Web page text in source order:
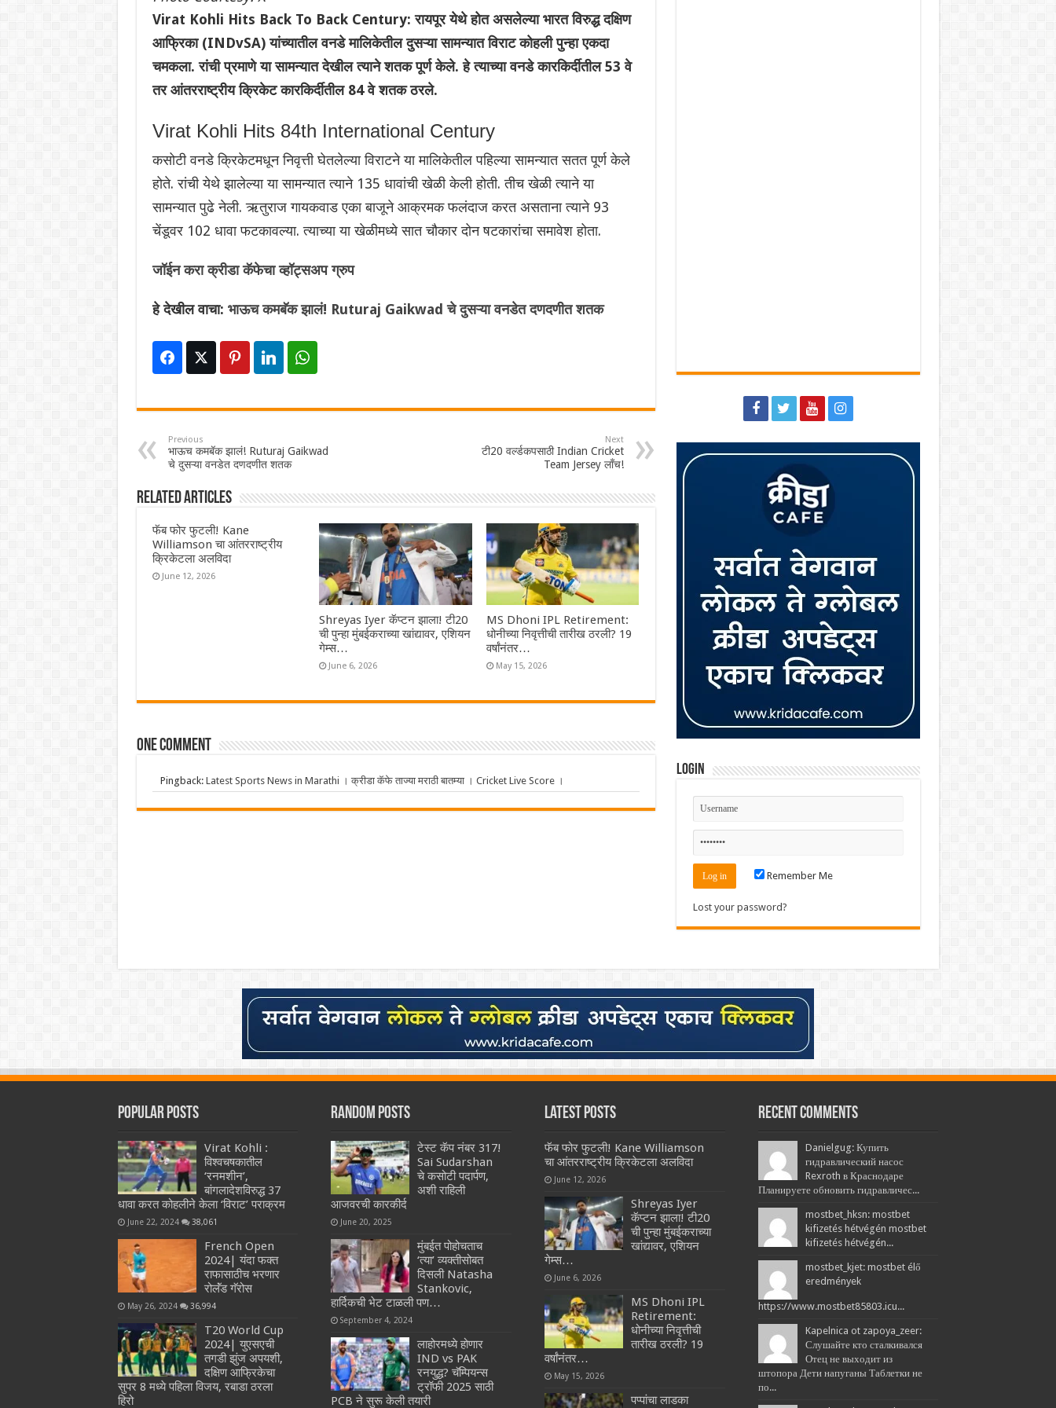
Virat Kohli Hits Back To Back Century: रायपूर येथे होत असलेल्या भारत विरुद्ध दक्षिण
आफ्रिका (INDvSA) यांच्यातील वनडे मालिकेतील दुसऱ्या सामन्यात विराट कोहली पुन्हा एकदा
चमकला. रांची प्रमाणे या सामन्यात देखील त्याने शतक पूर्ण केले. हे त्याच्या वनडे कारकिर्दीतील 53 वे
तर आंतरराष्ट्रीय क्रिकेट कारकिर्दीतील 84 वे शतक ठरले.
Virat Kohli Hits 84th International Century
कसोटी वनडे क्रिकेटमधून निवृत्ती घेतलेल्या विराटने या मालिकेतील पहिल्या सामन्यात सतत पूर्ण केले
होते. रांची येथे झालेल्या या सामन्यात त्याने 135 धावांची खेळी केली होती. तीच खेळी त्याने या
सामन्यात पुढे नेली. ऋतुराज गायकवाड एका बाजूने आक्रमक फलंदाज करत असताना त्याने 93
चेंडूवर 102 धावा फटकावल्या. त्याच्या या खेळीमध्ये सात चौकार दोन षटकारांचा समावेश होता.
जॉईन करा क्रीडा कॅफेचा व्हॉट्सअप ग्रुप
हे देखील वाचा: भाऊच कमबॅक झालं! Ruturaj Gaikwad चे दुसऱ्या वनडेत दणदणीत शतक
Previous
भाऊच कमबॅक झालं! Ruturaj Gaikwad
चे दुसऱ्या वनडेत दणदणीत शतक
Next
टी20 वर्ल्डकपसाठी Indian Cricket
Team Jersey लॉंच!
Related Articles
फॅब फोर फुटली! Kane
Williamson चा आंतरराष्ट्रीय
क्रिकेटला अलविदा
June 12, 2026
Shreyas Iyer कॅप्टन झाला! टी20
ची पुन्हा मुंबईकराच्या खांद्यावर, एशियन
गेम्स…
June 6, 2026
MS Dhoni IPL Retirement:
धोनीच्या निवृत्तीची तारीख ठरली? 19
वर्षांनंतर…
May 15, 2026
One comment
Pingback: Latest Sports News in Marathi । क्रीडा कॅफे ताज्या मराठी बातम्या । Cricket Live Score ।
Login
Remember Me
Lost your password?
Popular Posts
Virat Kohli :
विश्वचषकातील
‘रनमशीन’,
बांगलादेशविरुद्ध 37
धावा करत कोहलीने केला ‘विराट’ पराक्रम
June 22, 2024 38,061
French Open
2024| यंदा फक्त
राफासाठीच भरणार
रोलॅंड गॅरोस
May 26, 2024 36,994
T20 World Cup
2024| युएसएची
तगडी झुंज अपयशी,
दक्षिण आफ्रिकेचा
सुपर 8 मध्ये पहिला विजय, रबाडा ठरला
हिरो
Random Posts
टेस्ट कॅप नंबर 317!
Sai Sudarshan
चे कसोटी पदार्पण,
अशी राहिली
आजवरची कारकीर्द
June 20, 2025
मुंबईत पोहोचताच
‘त्या’ व्यक्तीसोबत
दिसली Natasha
Stankovic,
हार्दिकची भेट टाळली पण…
September 4, 2024
लाहोरमध्ये होणार
IND vs PAK
रनयुद्ध? चॅम्पियन्स
ट्रॉफी 2025 साठी
PCB ने सुरू केली तयारी
Latest Posts
फॅब फोर फुटली! Kane Williamson
चा आंतरराष्ट्रीय क्रिकेटला अलविदा
June 12, 2026
Shreyas Iyer
कॅप्टन झाला! टी20
ची पुन्हा मुंबईकराच्या
खांद्यावर, एशियन
गेम्स…
June 6, 2026
MS Dhoni IPL
Retirement:
धोनीच्या निवृत्तीची
तारीख ठरली? 19
वर्षांनंतर…
May 15, 2026
पप्पांचा लाडका
Recent Comments
Danielgug: Купить
гидравлический насос
Rexroth в Краснодаре
Планируете обновить гидравличес...
mostbet_hksn: mostbet
kifizetés hétvégén mostbet
kifizetés hétvégén...
mostbet_kjet: mostbet élő
eredmények
https://www.mostbet85803.icu...
Kapelnica ot zapoya_zeer:
Слушайте кто сталкивался
Отец не выходит из
штопора Дети напуганы Таблетки не
по...